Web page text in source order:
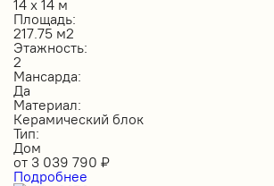
14 х 14 м
Площадь:
217.75 м2
Этажность:
2
Мансарда:
Да
Материал:
Керамический блок
Тип:
Дом
от 3 039 790 ₽
Подробнее